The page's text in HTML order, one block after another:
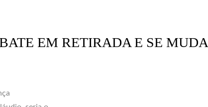
EM RETIRADA E SE MUDA